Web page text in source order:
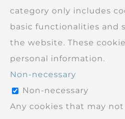
category only includes
basic functionalities and
the website. These
personal information.
Non-necessary
Non-necessary
Any cookies that may